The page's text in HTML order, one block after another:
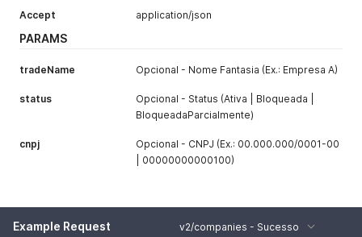
Accept application/json
PARAMS
tradeName Opcional - Nome Fantasia (Ex.: Empresa A)
status
Opcional - Status (Ativa | Bloqueada |
BloqueadaParcialmente)
cnpj
Opcional - CNPJ (Ex.: 00.000.000/0001-00
| 00000000000100)
Example Request v2/companies - Sucesso